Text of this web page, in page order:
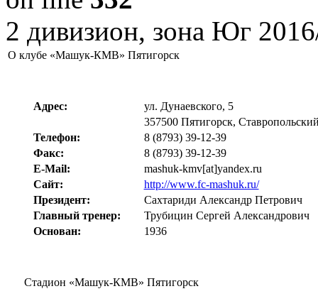
2 дивизион, зона Юг
О клубе «Машук-КМВ» Пятигорск
Адрес:
ул. Дунаевского, 5
357500 Пятигорск,
Телефон:
8 (8793) 39-12-39
Факс:
8 (8793) 39-12-39
E-Mail:
mashuk-kmv[at]yandex.ru
Сайт:
http://www.fc-mashuk.ru/
Президент:
Сахтариди Александр Петрович
Главный тренер:
Трубицин Сергей Александрович
Основан:
1936
Стадион «Машук-КМВ» Пятигорск